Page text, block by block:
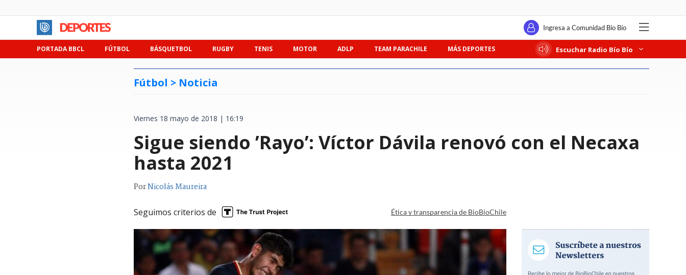
Ingresa a Comunidad Bío Bío
PORTADA BBCL FÚTBOL BÁSQUETBOL RUGBY TENIS MOTOR ADLP TEAM PARACHILE MÁS DEPORTES Escuchar Radio Bío Bío
Fútbol > Noticia
Viernes 18 mayo de 2018 | 16:19
Sigue siendo ’Rayo’: Víctor Dávila renovó con el Necaxa
hasta 2021
PorNicolás Maureira
Seguimos criterios de Ética y transparencia de BioBioChile